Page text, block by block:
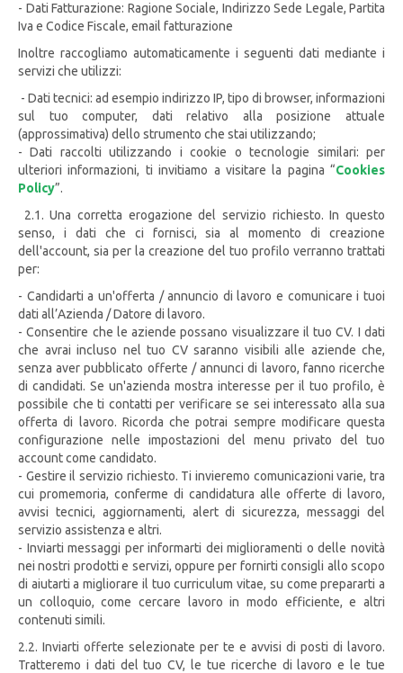
- Dati Fatturazione: Ragione Sociale, Indirizzo Sede Legale, Partita
Iva e Codice Fiscale, email fatturazione
Inoltre raccogliamo automaticamente i seguenti dati mediante i
servizi che utilizzi:
- Dati tecnici: ad esempio indirizzo IP, tipo di browser, informazioni
sul tuo computer, dati relativo alla posizione attuale
(approssimativa) dello strumento che stai utilizzando;
- Dati raccolti utilizzando i cookie o tecnologie similari: per
ulteriori informazioni, ti invitiamo a visitare la pagina “Cookies
Policy”.
2.1. Una corretta erogazione del servizio richiesto. In questo
senso, i dati che ci fornisci, sia al momento di creazione
dell'account, sia per la creazione del tuo profilo verranno trattati
per:
- Candidarti a un'offerta / annuncio di lavoro e comunicare i tuoi
dati all’Azienda / Datore di lavoro.
- Consentire che le aziende possano visualizzare il tuo CV. I dati
che avrai incluso nel tuo CV saranno visibili alle aziende che,
senza aver pubblicato offerte / annunci di lavoro, fanno ricerche
di candidati. Se un'azienda mostra interesse per il tuo profilo, è
possibile che ti contatti per verificare se sei interessato alla sua
offerta di lavoro. Ricorda che potrai sempre modificare questa
configurazione nelle impostazioni del menu privato del tuo
account come candidato.
- Gestire il servizio richiesto. Ti invieremo comunicazioni varie, tra
cui promemoria, conferme di candidatura alle offerte di lavoro,
avvisi tecnici, aggiornamenti, alert di sicurezza, messaggi del
servizio assistenza e altri.
- Inviarti messaggi per informarti dei miglioramenti o delle novità
nei nostri prodotti e servizi, oppure per fornirti consigli allo scopo
di aiutarti a migliorare il tuo curriculum vitae, su come prepararti a
un colloquio, come cercare lavoro in modo efficiente, e altri
contenuti simili.
2.2. Inviarti offerte selezionate per te e avvisi di posti di lavoro.
Tratteremo i dati del tuo CV, le tue ricerche di lavoro e le tue